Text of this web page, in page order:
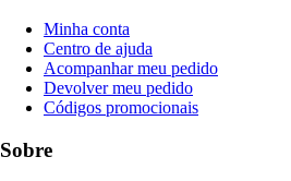
Minha conta
Centro de ajuda
Acompanhar meu pedido
Devolver meu pedido
Códigos promocionais
Sobre